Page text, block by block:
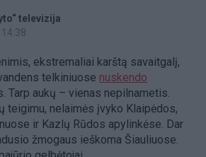
televizija
ekstremaliai karštą savaitgalį,
telkiniuose nuskendo
Tarp aukų – vienas nepilnametis.
teigimu, nelaimės įvyko Klaipėdos,
ir Kazlų Rūdos apylinkėse. Dar
žmogaus ieškoma Šiauliuose.